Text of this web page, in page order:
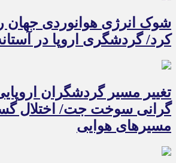
شوک انرژی هوانوردی جهان
کرد/ گردشگری اروپا در
تغییر مسیر گردشگران
گرانی سوخت جت/ اختلال
مسیرهای هوایی